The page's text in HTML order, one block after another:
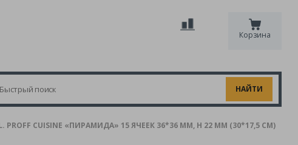
Корзина
CUISINE «ПИРАМИДА» 15 ЯЧЕЕК 36*36 ММ, H 22 ММ (30*17,5 СМ)